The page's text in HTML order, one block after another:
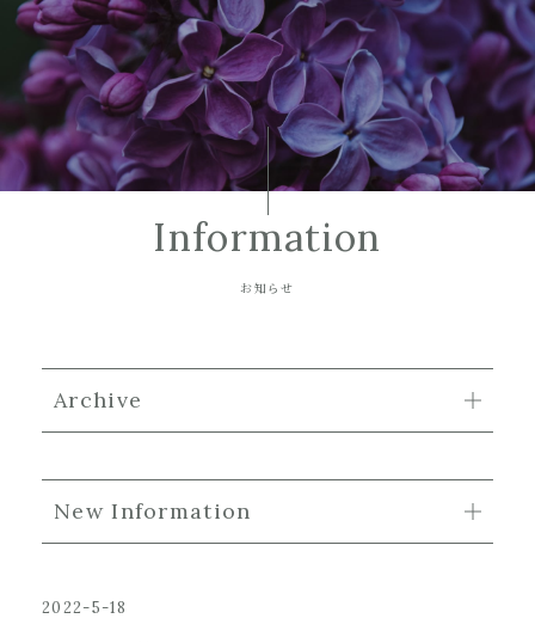
Information
お知らせ
Archive
New Information
2022-5-18